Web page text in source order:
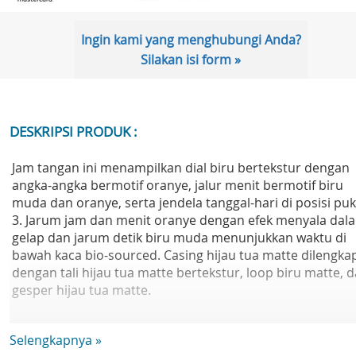
Ingin kami yang menghubungi Anda?
Silakan isi form »
DESKRIPSI PRODUK :
Jam tangan ini menampilkan dial biru bertekstur dengan
angka-angka bermotif oranye, jalur menit bermotif biru
muda dan oranye, serta jendela tanggal-hari di posisi
3. Jarum jam dan menit oranye dengan efek menyala
gelap dan jarum detik biru muda menunjukkan waktu di
bawah kaca bio-sourced. Casing hijau tua matte
dengan tali hijau tua matte bertekstur, loop biru matte,
gesper hijau tua matte.
Tahan air: 3 Bar
Selengkapnya »